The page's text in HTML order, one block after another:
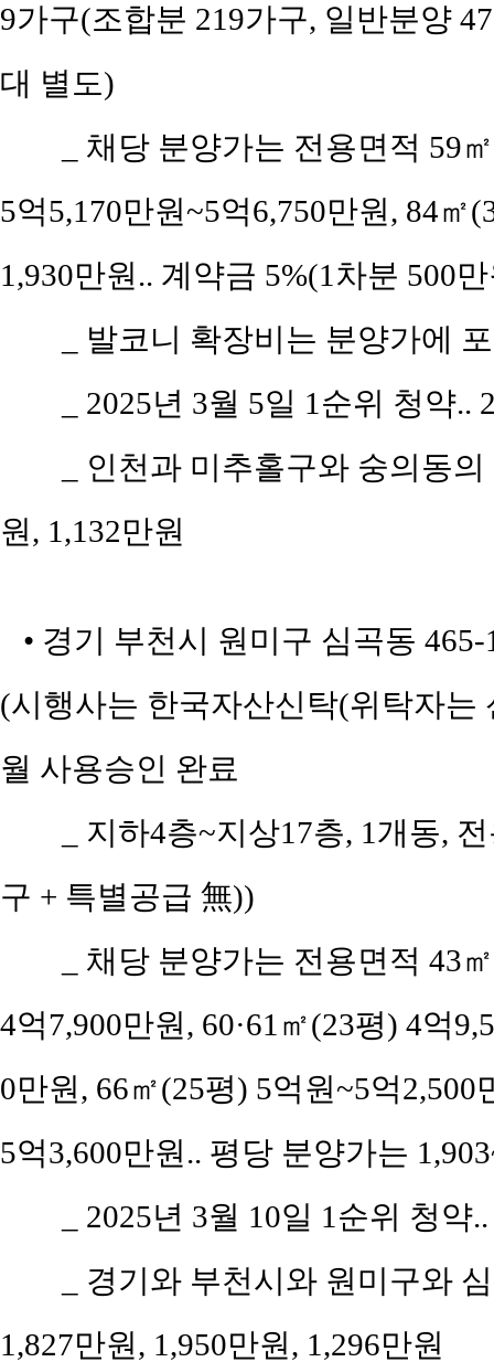
9가구(조합분 219가구, 일반분양
대 별도)
_ 채당 분양가는 전용면적 59
5억5,170만원~5억6,750만원, 84㎡
1,930만원.. 계약금 5%(1차분 500
_ 발코니 확장비는 분양가에
_ 2025년 3월 5일 1순위 청약
_ 인천과 미추홀구와 숭의동
원, 1,132만원
• 경기 부천시 원미구 심곡동
(시행사는 한국자산신탁(위탁자
월 사용승인 완료
_ 지하4층~지상17층, 1개동,
구 + 특별공급 無))
_ 채당 분양가는 전용면적 43
4억7,900만원, 60·61㎡(23평) 4억
0만원, 66㎡(25평) 5억원~5억
5억3,600만원.. 평당 분양가는
_ 2025년 3월 10일 1순위 청
_ 경기와 부천시와 원미구와
1,827만원, 1,950만원, 1,296만원